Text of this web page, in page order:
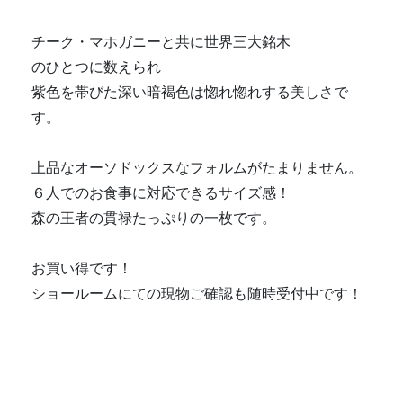
チーク・マホガニーと共に世界三大銘木
のひとつに数えられ
紫色を帯びた深い暗褐色は惚れ惚れする美しさで
す。
上品なオーソドックスなフォルムがたまりません。
６人でのお食事に対応できるサイズ感！
森の王者の貫禄たっぷりの一枚です。
お買い得です！
ショールームにての現物ご確認も随時受付中です！